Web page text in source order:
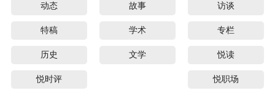
动态 故事 访谈
特稿 学术 专栏
历史 文学 悦读
悦时评 悦职场